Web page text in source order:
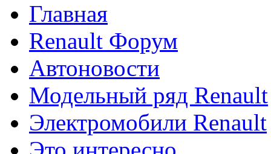
Главная
Renault Форум
Автоновости
Модельный ряд Renault
Электромобили Renault